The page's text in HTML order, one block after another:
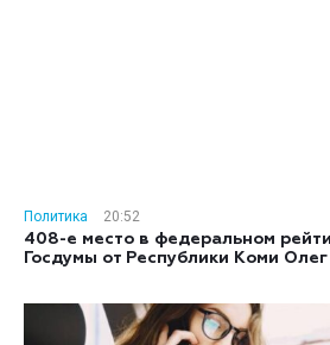
Политика
20:52
408-е место в федеральном
Госдумы от Республики Коми